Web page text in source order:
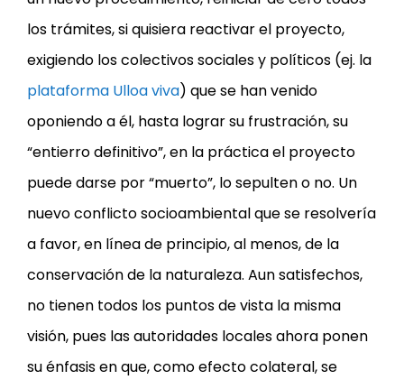
los trámites, si quisiera reactivar el proyecto,
exigiendo los colectivos sociales y políticos (ej. la
plataforma Ulloa viva) que se han venido
oponiendo a él, hasta lograr su frustración, su
“entierro definitivo”, en la práctica el proyecto
puede darse por “muerto”, lo sepulten o no. Un
nuevo conflicto socioambiental que se resolvería
a favor, en línea de principio, al menos, de la
conservación de la naturaleza. Aun satisfechos,
no tienen todos los puntos de vista la misma
visión, pues las autoridades locales ahora ponen
su énfasis en que, como efecto colateral, se